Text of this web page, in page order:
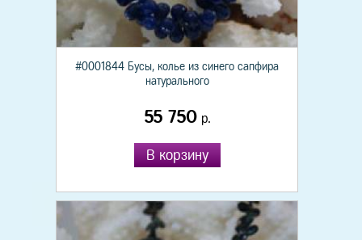
#0001844 Бусы, колье из синего сапфира
натурального
55 750р.
В корзину